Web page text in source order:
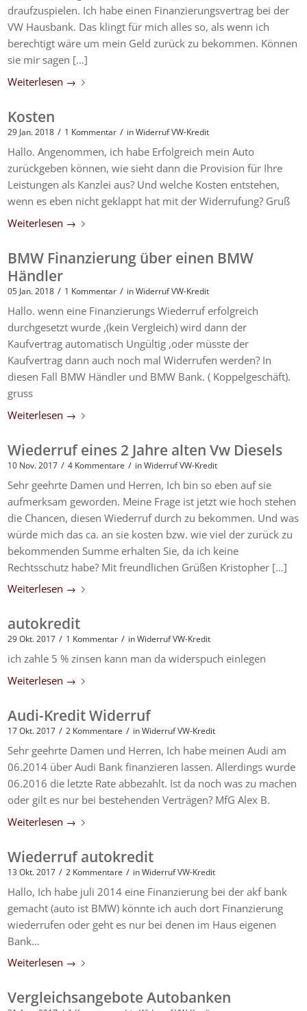
draufzuspielen. Ich habe einen Finanzierungsvertrag bei der
VW Hausbank. Das klingt für mich alles so, als wenn ich
berechtigt wäre um mein Geld zurück zu bekommen. Können
sie mir sagen […]
Weiterlesen →
Kosten
29 Jan. 2018 / 1 Kommentar / inWiderruf VW-Kredit
Hallo. Angenommen, ich habe Erfolgreich mein Auto
zurückgeben können, wie sieht dann die Provision für Ihre
Leistungen als Kanzlei aus? Und welche Kosten entstehen,
wenn es eben nicht geklappt hat mit der Widerrufung? Gruß
Weiterlesen →
BMW Finanzierung über einen BMW
Händler
05 Jan. 2018 / 1 Kommentar / inWiderruf VW-Kredit
Hallo. wenn eine Finanzierungs Wiederruf erfolgreich
durchgesetzt wurde ,(kein Vergleich) wird dann der
Kaufvertrag automatisch Ungültig ,oder müsste der
Kaufvertrag dann auch noch mal Widerrufen werden? In
diesen Fall BMW Händler und BMW Bank. ( Koppelgeschäft).
gruss
Weiterlesen →
Wiederruf eines 2 Jahre alten Vw Diesels
10 Nov. 2017 / 4 Kommentare / inWiderruf VW-Kredit
Sehr geehrte Damen und Herren, Ich bin so eben auf sie
aufmerksam geworden. Meine Frage ist jetzt wie hoch stehen
die Chancen, diesen Wiederruf durch zu bekommen. Und was
würde mich das ca. an sie kosten bzw. wie viel der zurück zu
bekommenden Summe erhalten Sie, da ich keine
Rechtsschutz habe? Mit freundlichen Grüßen Kristopher […]
Weiterlesen →
autokredit
29 Okt. 2017 / 1 Kommentar / inWiderruf VW-Kredit
ich zahle 5 % zinsen kann man da widerspuch einlegen
Weiterlesen →
Audi-Kredit Widerruf
17 Okt. 2017 / 2 Kommentare / inWiderruf VW-Kredit
Sehr geehrte Damen und Herren, Ich habe meinen Audi am
06.2014 über Audi Bank finanzieren lassen. Allerdings wurde
06.2016 die letzte Rate abbezahlt. Ist da noch was zu machen
oder gilt es nur bei bestehenden Verträgen? MfG Alex B.
Weiterlesen →
Wiederruf autokredit
13 Okt. 2017 / 2 Kommentare / inWiderruf VW-Kredit
Hallo, Ich habe juli 2014 eine Finanzierung bei der akf bank
gemacht (auto ist BMW) könnte ich auch dort Finanzierung
wiederrufen oder geht es nur bei denen im Haus eigenen
Bank…
Weiterlesen →
Vergleichsangebote Autobanken